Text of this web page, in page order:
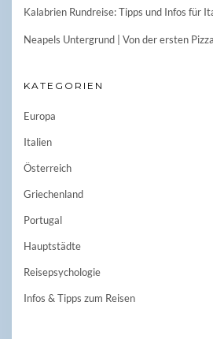
Kalabrien Rundreise: Tipps und Infos für
Neapels Untergrund | Von der ersten
KATEGORIEN
Europa
Italien
Österreich
Griechenland
Portugal
Hauptstädte
Reisepsychologie
Infos & Tipps zum Reisen